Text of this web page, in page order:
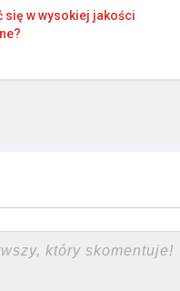
się w wysokiej jakości